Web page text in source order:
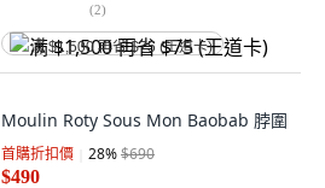
(2)
满 $1,500 再省 $75 (王道卡)
Moulin Roty Sous Mon Baobab 脖圍
首購折扣價 28%$690
$490